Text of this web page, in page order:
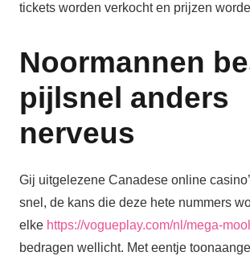
tickets worden verkocht en prijzen
Noormannen
pijlsnel anders
nerveus
Gij uitgelezene Canadese online
snel, de kans die deze hete nummers
elke https://vogueplay.com/nl/mega-
bedragen wellicht. Met eentje